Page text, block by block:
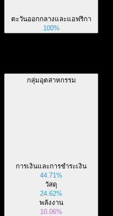
ตะวันออกกลางและแอฟริกา
100%
กลุ่มอุตสาหกรรม
การเงินและการชำระเงิน
44.71%
วัสดุ
24.62%
พลังงาน
10.06%